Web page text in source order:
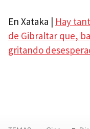
En Xataka | Hay
de Gibraltar que,
gritando